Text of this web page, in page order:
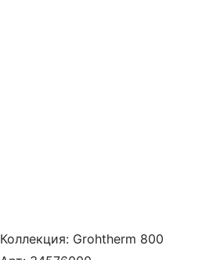
Коллекция: Grohtherm 800